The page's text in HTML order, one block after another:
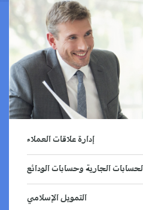
إدارة علاقات العملاء
الحسابات الجارية وحسابات الودائع
التمويل الإسلامي